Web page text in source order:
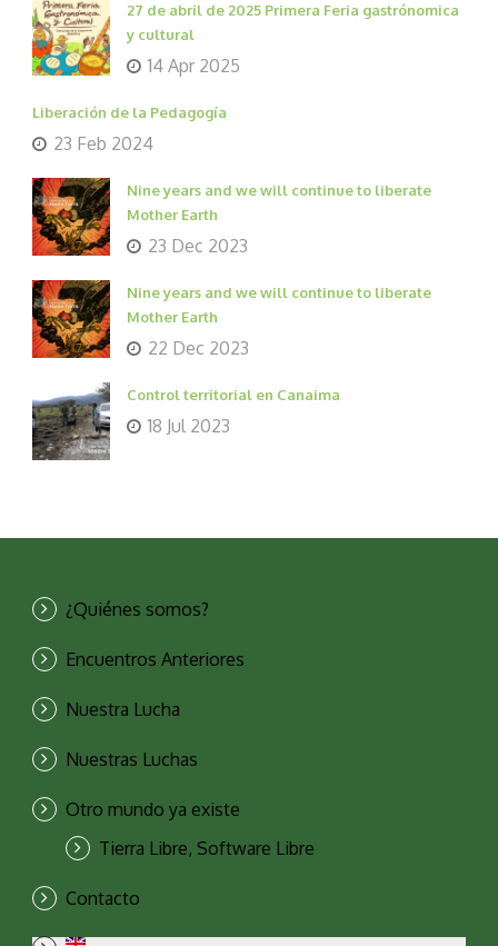
27 de abril de 2025 Primera Feria gastrónomica
y cultural
14 Apr 2025
Liberación de la Pedagogía
23 Feb 2024
Nine years and we will continue to liberate
Mother Earth
23 Dec 2023
Nine years and we will continue to liberate
Mother Earth
22 Dec 2023
Control territorial en Canaima
18 Jul 2023
¿Quiénes somos?
Encuentros Anteriores
Nuestra Lucha
Nuestras Luchas
Otro mundo ya existe
Tierra Libre, Software Libre
Contacto